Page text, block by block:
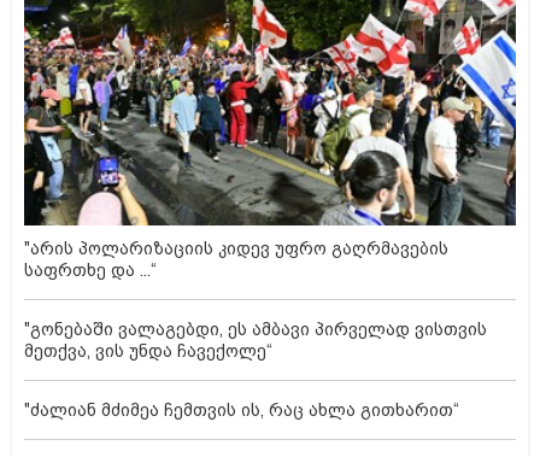
"არის პოლარიზაციის კიდევ უფრო გაღრმავების
საფრთხე და ...“
"გონებაში ვალაგებდი, ეს ამბავი პირველად ვისთვის
მეთქვა, ვის უნდა ჩავექოლე“
"ძალიან მძიმეა ჩემთვის ის, რაც ახლა გითხარით“